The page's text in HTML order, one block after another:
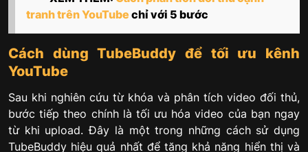
tranh trên YouTube chỉ với 5 bước
Cách dùng TubeBuddy để tối ưu kênh
YouTube
Sau khi nghiên cứu từ khóa và phân tích video đối thủ,
bước tiếp theo chính là tối ưu hóa video của bạn ngay
từ khi upload. Đây là một trong những cách sử dụng
TubeBuddy hiệu quả nhất để tăng khả năng hiển thị và